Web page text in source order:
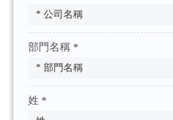
部門名稱 *
姓 *